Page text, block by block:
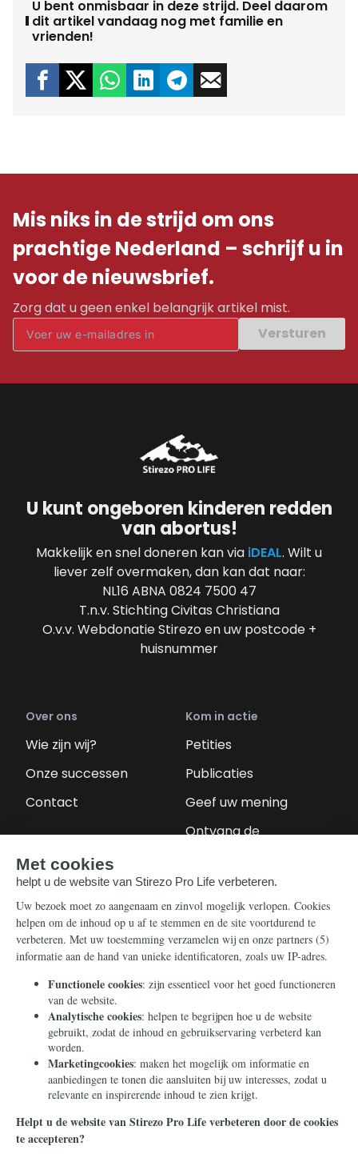
U bent onmisbaar in deze strijd. Deel daarom
dit artikel vandaag nog met familie en
vrienden!
Mis niks in de strijd om ons
prachtige Nederland – schrijf u in
voor de nieuwsbrief.
Zorg dat u geen enkel belangrijk artikel mist.
Versturen
U kunt ongeboren kinderen redden
van abortus!
Makkelijk en snel doneren kan via iDEAL. Wilt u
liever zelf overmaken, dan kan dat naar:
NL16 ABNA 0824 7500 47
T.n.v. Stichting Civitas Christiana
O.v.v. Webdonatie Stirezo en uw postcode +
huisnummer
Over ons
Wie zijn wij?
Onze successen
Contact
Kom in actie
Petities
Publicaties
Geef uw mening
Ontvang de
Steun ons
Nieuwsbrief
Eenmalig
Maandelijks
Periodiek
Nalaten
Zelf overschrijven
Info
Contact
Ontvang onze
Telegram-berichten